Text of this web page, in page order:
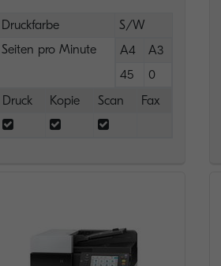
Druckfarbe
S/W
Seiten pro Minute
A4
A3
45
0
Druck
Kopie Scan Fax